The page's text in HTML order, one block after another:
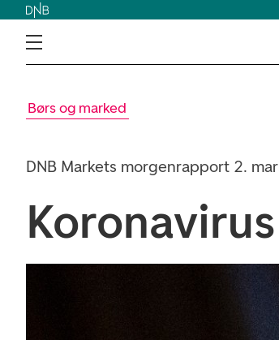
Børs og marked
DNB Markets morgenrapport 2.